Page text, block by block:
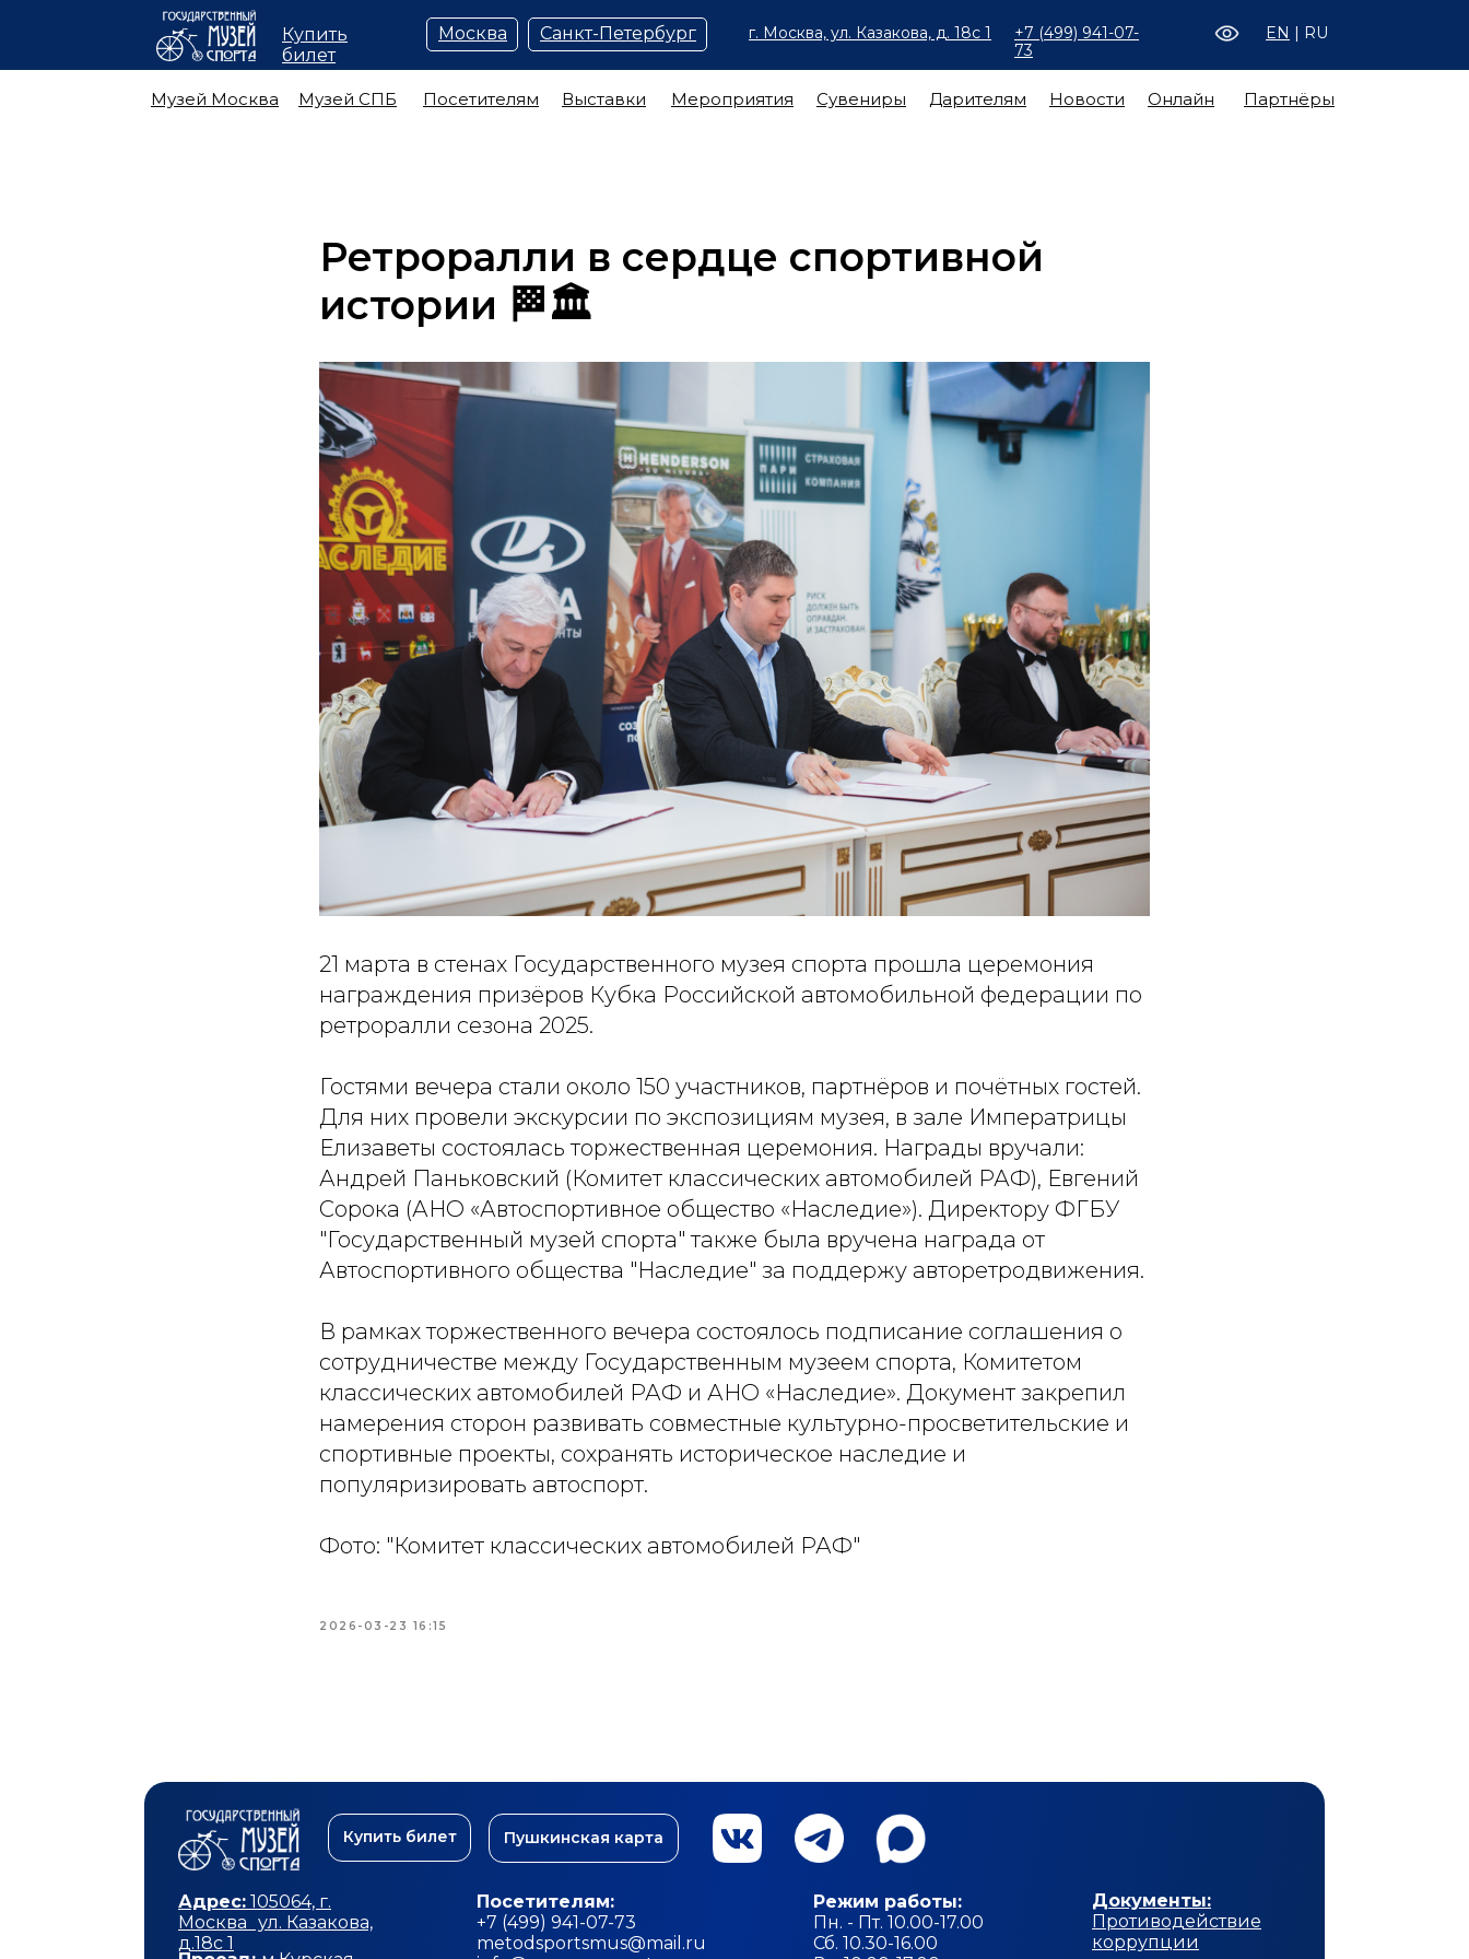
| RU
EN
+7 (499) 941-07-
73
г. Москва, ул. Казакова, д. 18с 1
Музей Москва Музей СПБ Посетителям Выставки Мероприятия Сувениры Новости
Дарителям Онлайн Партнёры
Санкт-Петербург
Москва
Купить
билет
Ретроралли в сердце спортивной
истории 🏁🏛️
21 марта в стенах Государственного музея спорта прошла церемония
награждения призёров Кубка Российской автомобильной федерации по
ретроралли сезона 2025.
Гостями вечера стали около 150 участников, партнёров и почётных гостей.
Для них провели экскурсии по экспозициям музея, в зале Императрицы
Елизаветы состоялась торжественная церемония. Награды вручали:
Андрей Паньковский (Комитет классических автомобилей РАФ), Евгений
Сорока (АНО «Автоспортивное общество «Наследие»). Директору ФГБУ
"Государственный музей спорта" также была вручена награда от
Автоспортивного общества "Наследие" за поддержу авторетродвижения.
В рамках торжественного вечера состоялось подписание соглашения о
сотрудничестве между Государственным музеем спорта, Комитетом
классических автомобилей РАФ и АНО «Наследие». Документ закрепил
намерения сторон развивать совместные культурно-просветительские и
спортивные проекты, сохранять историческое наследие и
популяризировать автоспорт.
Фото: "Комитет классических автомобилей РАФ"
2026-03-23 16:15
Режим работы:
Пн. - Пт. 10.00-17.00
Сб. 10.30-16.00
Документы:
Противодействие
коррупции
Посетителям:
+7 (499) 941-07-73
metodsportsmus@mail.ru
Адрес: 105064, г.
Москва ул. Казакова,
д.18с 1
Купить билет Пушкинская карта